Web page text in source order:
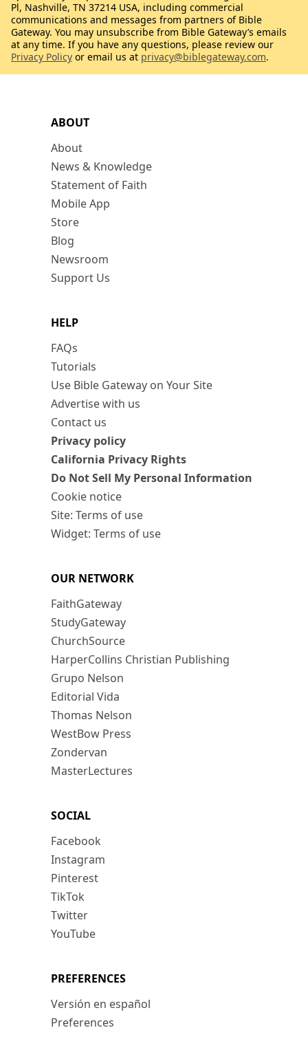
ABOUT
About
News & Knowledge
Statement of Faith
Mobile App
Store
Blog
Newsroom
Support Us
HELP
FAQs
Tutorials
Use Bible Gateway on Your Site
Advertise with us
Contact us
Privacy policy
California Privacy Rights
Do Not Sell My Personal Information
Cookie notice
Site: Terms of use
Widget: Terms of use
OUR NETWORK
FaithGateway
StudyGateway
ChurchSource
HarperCollins Christian Publishing
Grupo Nelson
Editorial Vida
Thomas Nelson
WestBow Press
Zondervan
MasterLectures
SOCIAL
Facebook
Instagram
Pinterest
TikTok
Twitter
YouTube
PREFERENCES
Versión en español
Preferences
Pl, Nashville, TN 37214 USA, including commercial
communications and messages from partners of Bible
Gateway. You may unsubscribe from Bible Gateway’s emails
at any time. If you have any questions, please review our
Privacy Policy or email us at privacy@biblegateway.com.